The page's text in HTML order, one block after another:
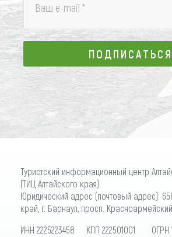
Ваш e-mail *
ПОДПИСАТЬСЯ
ПОДПИСАТЬСЯ
Туристский информационный центр
(ТИЦ Алтайского края)
Юридический адрес (почтовый адрес):
край, г. Барнаул, просп.
ИНН 2225223458 КПП 222501001 ОГРН